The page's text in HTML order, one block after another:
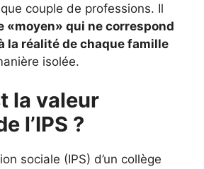
couple de professions. Il
«moyen» qui ne correspond
la réalité de chaque famille
isolée.
la valeur
l’IPS ?
sociale (IPS) d’un collège